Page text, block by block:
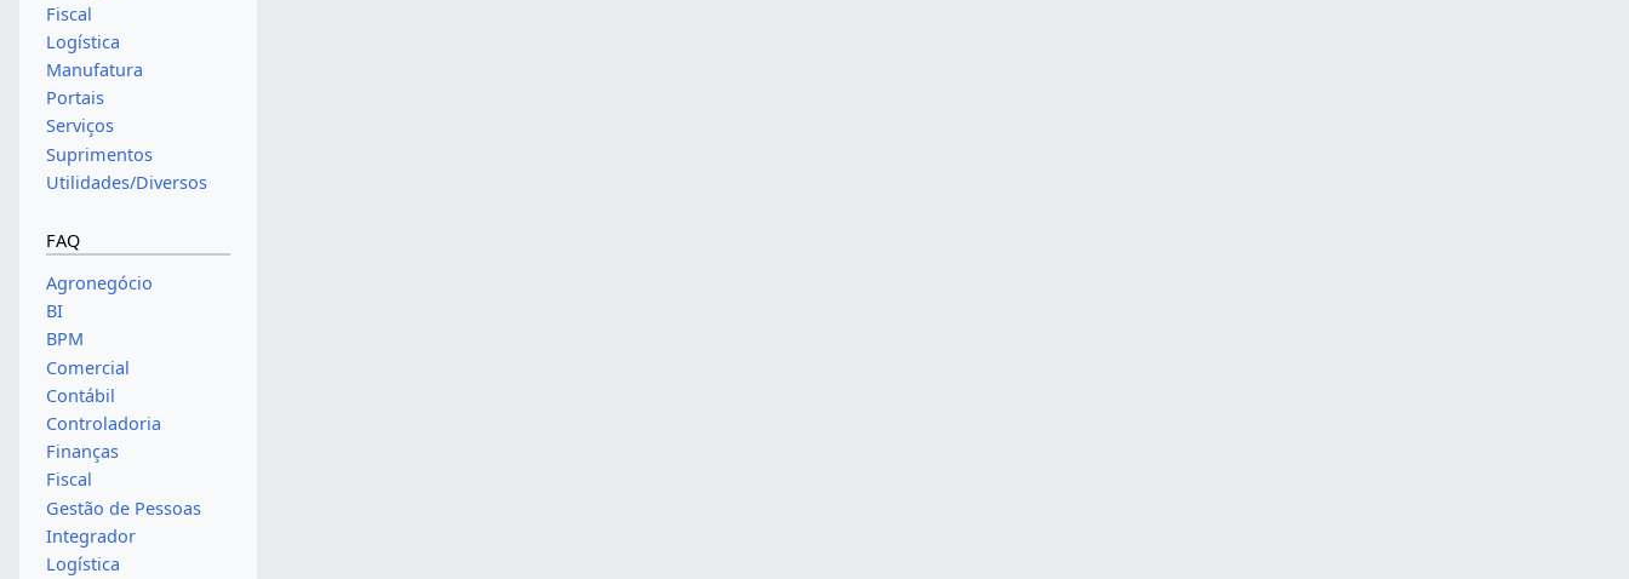
Fiscal
Logística
Manufatura
Portais
Serviços
Suprimentos
Utilidades/Diversos
FAQ
Agronegócio
BI
BPM
Comercial
Contábil
Controladoria
Finanças
Fiscal
Gestão de Pessoas
Integrador
Logística